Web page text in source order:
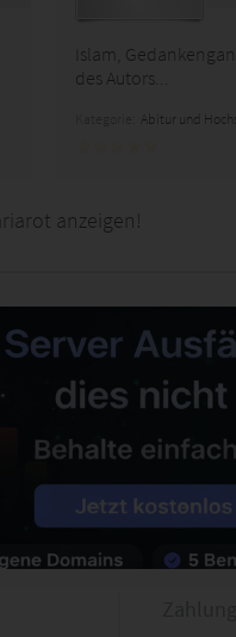
Islam,
des Autors...
Abitur und
anzeigen!